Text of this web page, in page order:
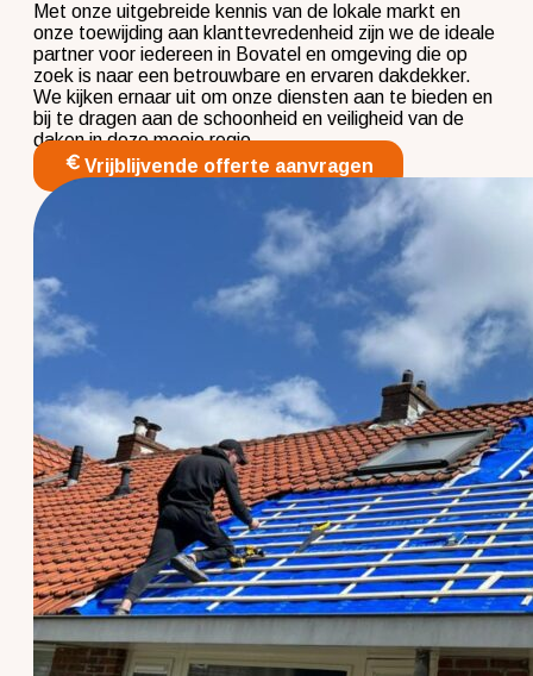
Met onze uitgebreide kennis van de lokale markt en
onze toewijding aan klanttevredenheid zijn we de ideale
partner voor iedereen in Bovatel en omgeving die op
zoek is naar een betrouwbare en ervaren dakdekker.
We kijken ernaar uit om onze diensten aan te bieden en
bij te dragen aan de schoonheid en veiligheid van de
daken in deze mooie regio.
Vrijblijvende offerte aanvragen